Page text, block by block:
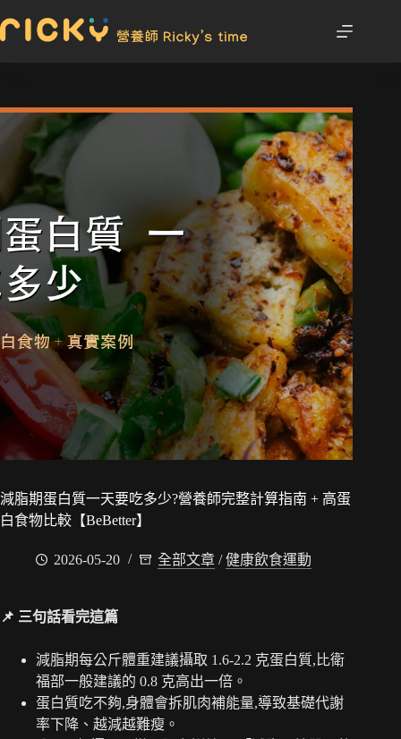
減脂期蛋白質一天要吃多少?營養師完整計算指南 + 高蛋
白食物比較【BeBetter】
2026-05-20 全部文章 /健康飲食運動
📌 三句話看完這篇
減脂期每公斤體重建議攝取 1.6-2.2 克蛋白質,比衛
福部一般建議的 0.8 克高出一倍。
蛋白質吃不夠,身體會拆肌肉補能量,導致基礎代謝
率下降、越減越難瘦。